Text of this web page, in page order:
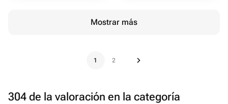
Mostrar más
1 2
304 de la valoración en la categoría